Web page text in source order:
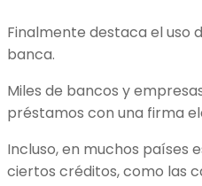
Finalmente destaca el uso
banca.
Miles de bancos y
préstamos con una firma
Incluso, en muchos países
ciertos créditos, como las